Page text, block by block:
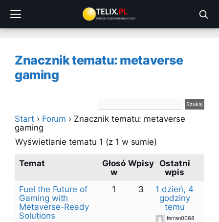
treści
Znacznik tematu: metaverse
gaming
Start › Forum › Znacznik tematu: metaverse
gaming
Wyświetlanie tematu 1 (z 1 w sumie)
Temat
Głosó
w
Wpisy Ostatni
wpis
Fuel the Future of
Gaming with
Metaverse-Ready
Solutions
1 3
1 dzień, 4
godziny
temu
ferran0088